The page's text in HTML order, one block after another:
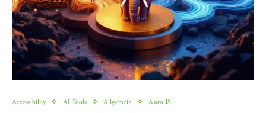
Accessibility AI Tools Allgemein Astro JS